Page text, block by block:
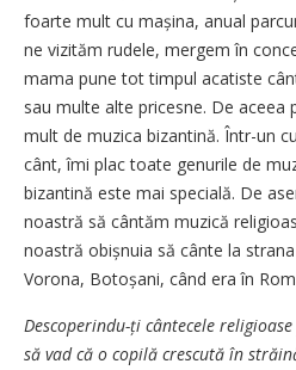
foarte mult cu mașina, anual
ne vizităm rudele, mergem în
mama pune tot timpul acatiste
sau multe alte pricesne. De
mult de muzica bizantină. Într-un
cânt, îmi plac toate genurile de
bizantină este mai specială. De
noastră să cântăm muzică
noastră obișnuia să cânte la
Vorona, Botoșani, când era în
Descoperindu-ți cântecele
să vad că o copilă crescută în